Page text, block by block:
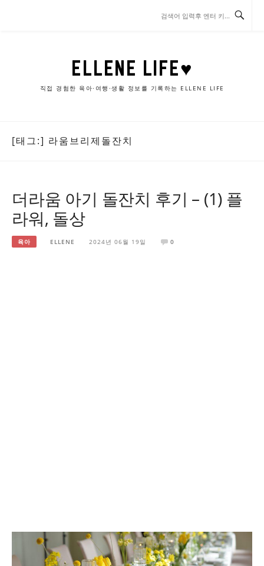
ELLENE LIFE♥
직접 경험한 육아·여행·생활 정보를 기록하는 ELLENE LIFE
[태그:] 라움브리제돌잔치
더라움 아기 돌잔치 후기 – (1) 플
라워, 돌상
육아 ELLENE 2024년 06월 19일 0